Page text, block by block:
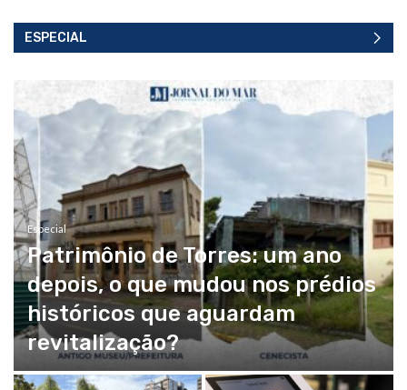
ESPECIAL
Especial
Patrimônio de Torres: um ano
depois, o que mudou nos prédios
históricos que aguardam
revitalização?